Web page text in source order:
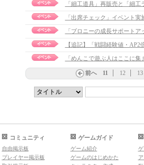
「細工道具」再販売と「細
「出席チェック」イベント実
「ブロニーの成長サポート
【追記】「戦闘経験値・AP2
「めんこで遊ぶ人はここに
前へ 11 12 13
コミュニティ
自由掲示板
プレイヤー掲示板
ゲームガイド
ゲーム紹介
ゲームのはじめかた